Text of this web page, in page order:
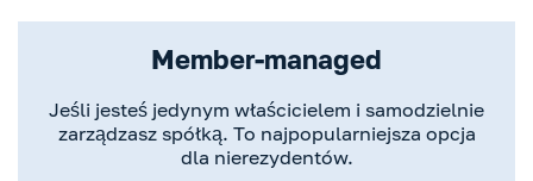
Member-managed
Jeśli jesteś jedynym właścicielem i samodzielnie
zarządzasz spółką. To najpopularniejsza opcja
dla nierezydentów.